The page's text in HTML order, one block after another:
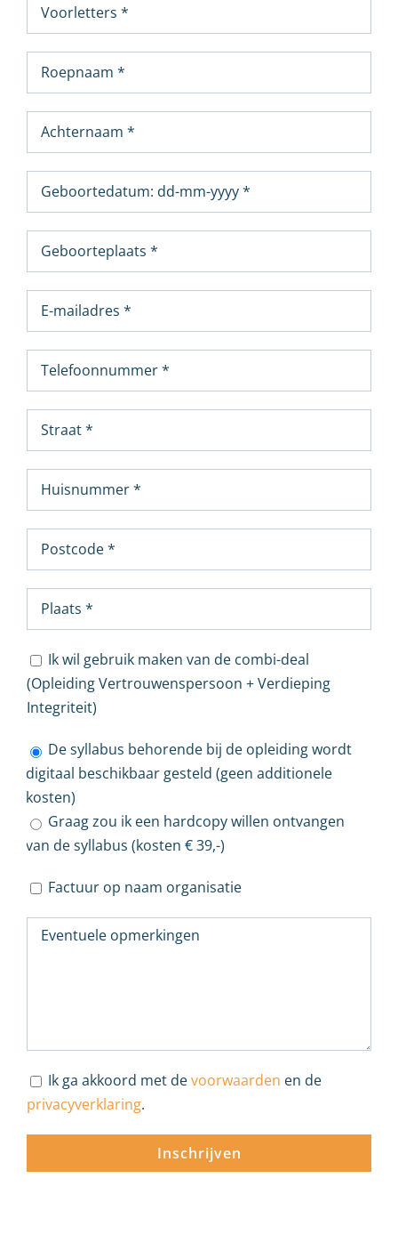
Ik wil gebruik maken van de combi-deal
(Opleiding Vertrouwenspersoon + Verdieping
Integriteit)
De syllabus behorende bij de opleiding wordt
digitaal beschikbaar gesteld (geen additionele
kosten)
Graag zou ik een hardcopy willen ontvangen
van de syllabus (kosten € 39,-)
Factuur op naam organisatie
Ik ga akkoord met devoorwaarden en de
privacyverklaring.